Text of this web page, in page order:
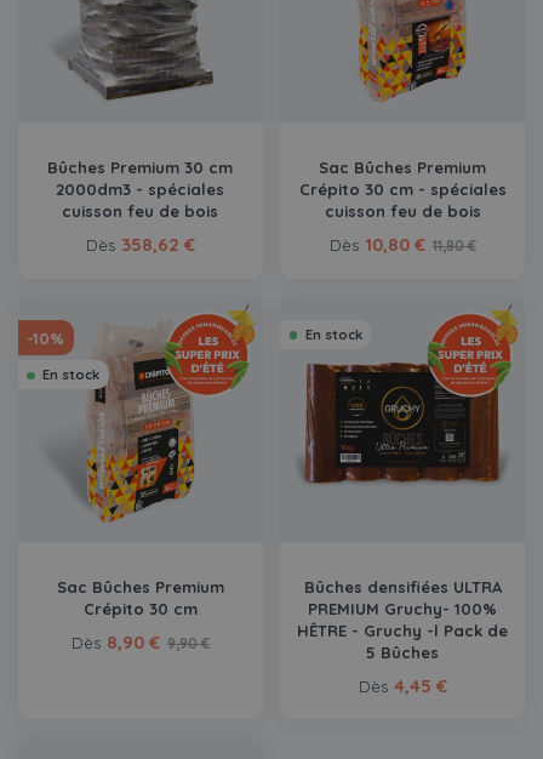
Bûches Premium 30 cm
2000dm3 - spéciales
cuisson feu de bois
Dès 358,62 €
Sac Bûches Premium
Crépito 30 cm - spéciales
cuisson feu de bois
Dès 10,80 € 11,80 €
-10%
En stock
Sac Bûches Premium
Crépito 30 cm
Dès 8,90 € 9,90 €
En stock
Bûches densifiées ULTRA
PREMIUM Gruchy- 100%
HÊTRE - Gruchy -l Pack de
5 Bûches
Dès 4,45 €